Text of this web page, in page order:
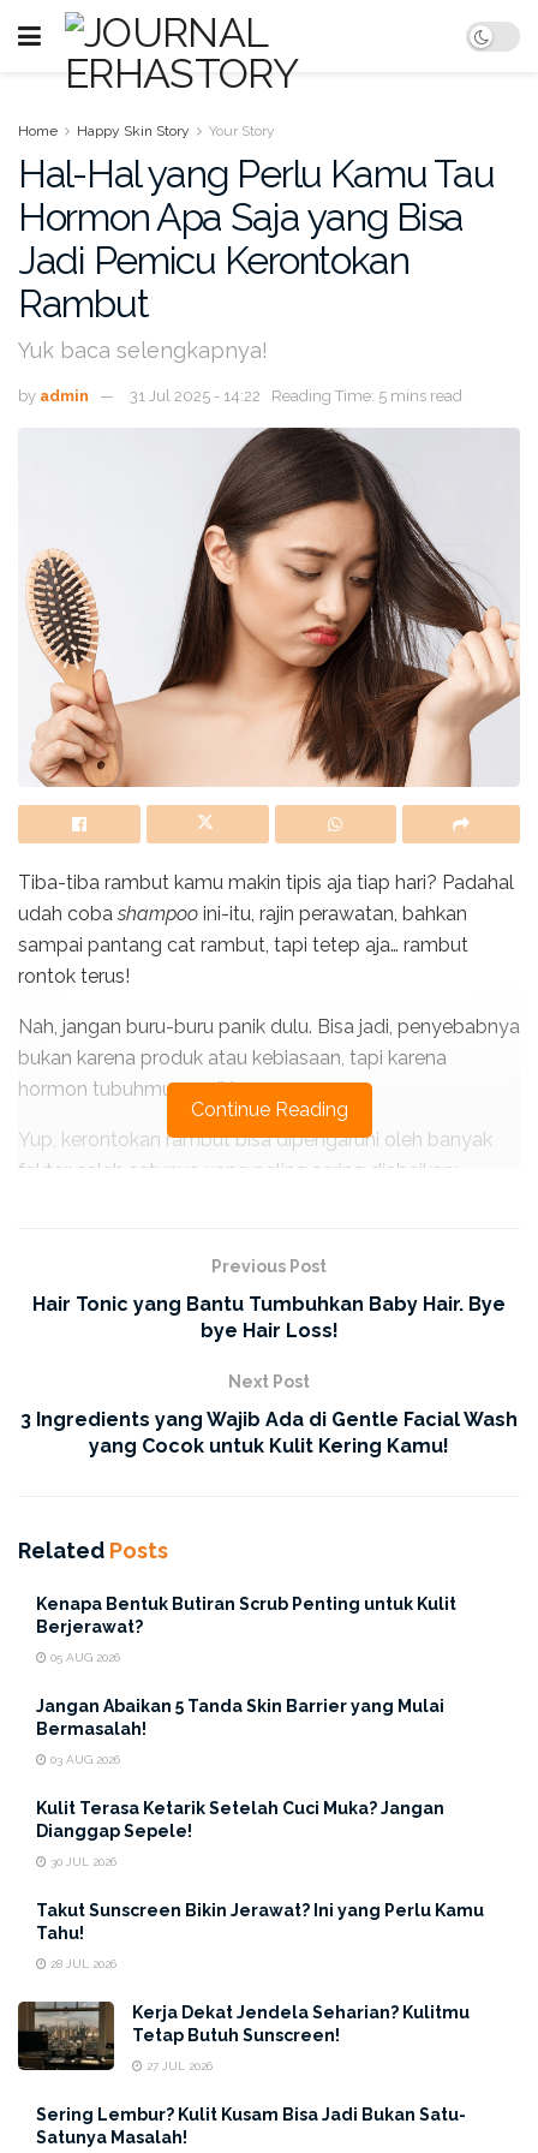
Home Happy Skin Story Your Story
Hal-Hal yang Perlu Kamu Tau
Hormon Apa Saja yang Bisa
Jadi Pemicu Kerontokan
Rambut
Yuk baca selengkapnya!
by admin 31 Jul 2025 - 14:22 Reading Time: 5 mins read
Tiba-tiba rambut kamu makin tipis aja tiap hari? Padahal
udah coba shampoo ini-itu, rajin perawatan, bahkan
sampai pantang cat rambut, tapi tetep aja… rambut
rontok terus!
Nah, jangan buru-buru panik dulu. Bisa jadi, penyebabnya
bukan karena produk atau kebiasaan, tapi karena
hormon tubuhmu sendiri.
Yup, kerontokan rambut bisa dipengaruhi oleh banyak
faktor, salah satunya yang paling sering diabaikan:
Biang Kerok Kerontokan
Rambut!
Hormon DHT (
hormon
perempuan juga punya hormon ini dalam jumlah kecil.
Sayangnya, ketika DHT terlalu aktif, ia bisa mengecilkan
folikel rambut, memperpendek siklus pertumbuhan
rambut dan akhirnya menyebabkan rambut rontok
bahkan kebotakan.
penyebab kerontokan rambut pada pria dan wanita usia
produktif!
2. Hormon Estrogen &
Progesteron yang Bikin
Pernah dengar cerita kalau ibu hamil rambutnya makin
Continue Reading
Previous Post
Hair Tonic yang Bantu Tumbuhkan Baby Hair. Bye
bye Hair Loss!
Next Post
3 Ingredients yang Wajib Ada di Gentle Facial Wash
yang Cocok untuk Kulit Kering Kamu!
Related Posts
Kenapa Bentuk Butiran Scrub Penting untuk Kulit
Berjerawat?
05 AUG 2026
Jangan Abaikan 5 Tanda Skin Barrier yang Mulai
Bermasalah!
03 AUG 2026
Kulit Terasa Ketarik Setelah Cuci Muka? Jangan
Dianggap Sepele!
30 JUL 2026
Takut Sunscreen Bikin Jerawat? Ini yang Perlu Kamu
Tahu!
28 JUL 2026
Kerja Dekat Jendela Seharian? Kulitmu
Tetap Butuh Sunscreen!
27 JUL 2026
Sering Lembur? Kulit Kusam Bisa Jadi Bukan Satu-
Satunya Masalah!